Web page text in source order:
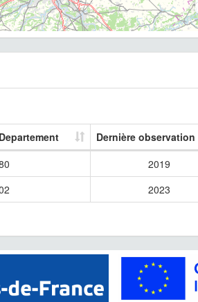
Departement Dernière observation
2019
2023